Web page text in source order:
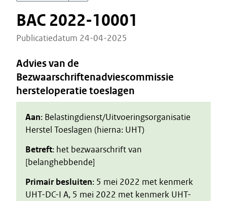
BAC 2022-10001
Publicatiedatum 24-04-2025
Advies van de
Bezwaarschriftenadviescommissie
hersteloperatie toeslagen
Aan: Belastingdienst/Uitvoeringsorganisatie
Herstel Toeslagen (hierna: UHT)
Betreft: het bezwaarschrift van
[belanghebbende]
Primair besluiten: 5 mei 2022 met kenmerk
UHT-DC-I A, 5 mei 2022 met kenmerk UHT-